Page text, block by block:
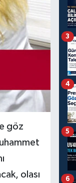
göz
olası
3
4
5
6